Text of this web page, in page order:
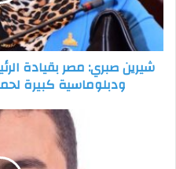
المفاوضات
بحكمة
ودبلوماسية
كبيرة
شيرين صبري: مصر بقيادة
ودبلوماسية كبيرة